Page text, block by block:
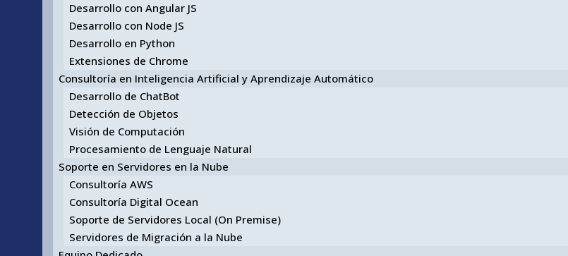
Desarrollo con Angular JS
Desarrollo con Node JS
Desarrollo en Python
Extensiones de Chrome
Consultoría en Inteligencia Artificial y Aprendizaje Automático
Desarrollo de ChatBot
Detección de Objetos
Visión de Computación
Procesamiento de Lenguaje Natural
Soporte en Servidores en la Nube
Consultoría AWS
Consultoría Digital Ocean
Soporte de Servidores Local (On Premise)
Servidores de Migración a la Nube